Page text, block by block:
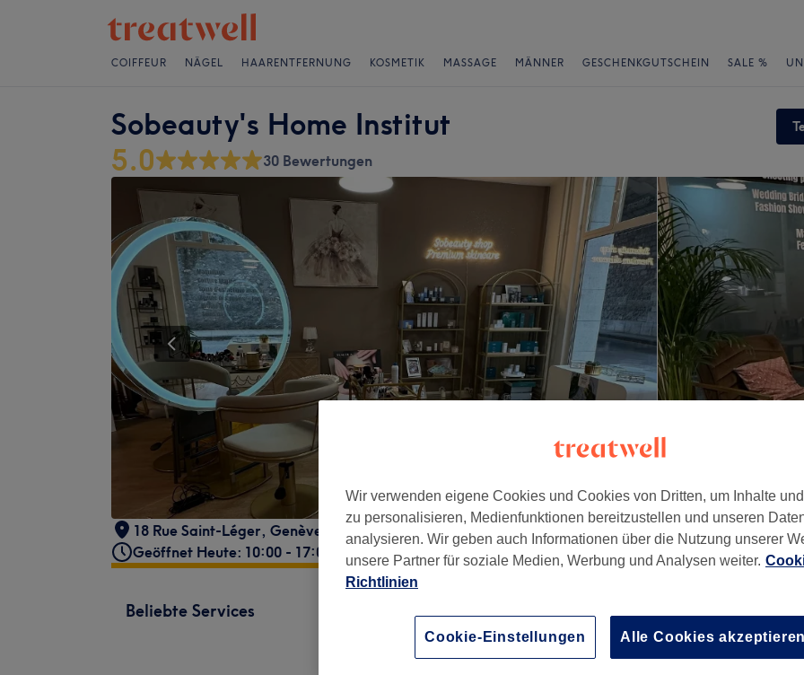
COIFFEUR NÄGEL HAARENTFERNUNG KOSMETIK MASSAGE MÄNNER GESCHENKGUTSCHEIN SALE %
Sobeauty's Home Institut
5.0 30 Bewertungen
18 Rue Saint-Léger, Genève
Geöffnet Heute: 10:00 - 17:00
Beliebte Services
1 Min.Details anzeigen
Forfait MARIAGE
Wir verwenden eigene Cookies und Cookies von Dritten, um Inhalte
zu personalisieren, Medienfunktionen bereitzustellen und unseren
analysieren. Wir geben auch Informationen über die Nutzung unserer
unsere Partner für soziale Medien, Werbung und Analysen weiter.
Richtlinien
Alle Cookies
Cookie-Einstellungen